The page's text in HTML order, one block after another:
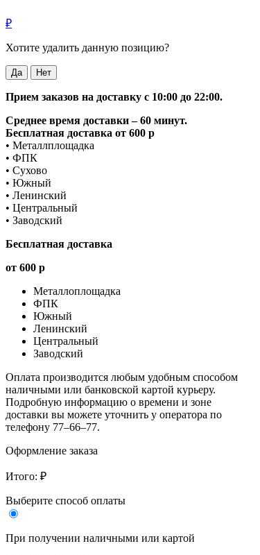
₽
Хотите удалить данную позицию?
Да Нет
Прием заказов на доставку с 10:00 до 22:00.
Среднее время доставки – 60 минут.
Бесплатная доставка от 600 р
• Металлплощадка
• ФПК
• Сухово
• Южный
• Ленинский
• Центральный
• Заводский
Бесплатная доставка
от 600 р
Металлоплощадка
ФПК
Южный
Ленинский
Центральный
Заводский
Оплата производится любым удобным способом
наличными или банковской картой курьеру.
Подробную информацию о времени и зоне
доставки вы можете уточнить у оператора по
телефону 77‒66‒77.
Оформление заказа
Итого: ₽
Выберите способ оплаты
При получении наличными или картой